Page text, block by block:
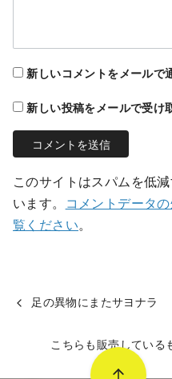
新しいコメントをメールで
新しい投稿をメールで受け
このサイトはスパムを低
います。
コメントデータ
覧ください。
足の異物にまたサヨナラ
こちらも販売してい